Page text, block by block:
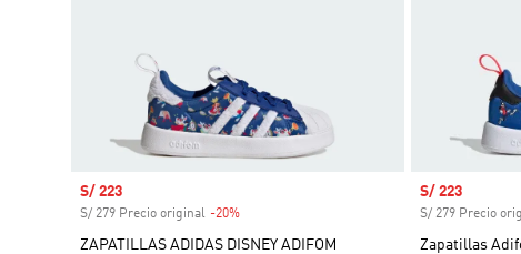
Precio de venta
S/ 223
S/ 279 Precio original -20%
ZAPATILLAS ADIDAS DISNEY ADIFOM
Precio de venta
S/ 223
S/ 279 Precio
Zapatillas